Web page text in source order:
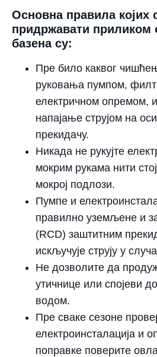
Основна правила којих
придржавати
базена су:
Пре било каквог
руковања пумпом,
електричном опремом,
напајање струјом на
прекидачу.
Никада не рукујте
мокрим рукама нити
мокрој подлози.
Пумпе и
правилно уземљене и
(RCD) заштитним
искључује струју у
Не дозволите да
утичнице или спојеви
водом.
Пре сваке сезоне
електроинсталација и
поправке поверите